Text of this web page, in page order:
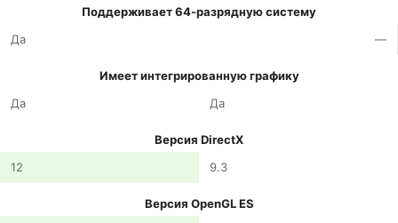
Поддерживает 64-разрядную систему
Да
—
Имеет интегрированную графику
Да
Да
Версия DirectX
12
9.3
Версия OpenGL ES